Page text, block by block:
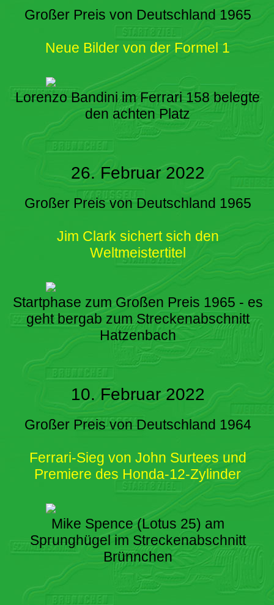
Großer Preis von Deutschland 1965
Neue Bilder von der Formel 1
Lorenzo Bandini im Ferrari 158 belegte
den achten Platz
26. Februar 2022
Großer Preis von Deutschland 1965
Jim Clark sichert sich den
Weltmeistertitel
Startphase zum Großen Preis 1965 - es
geht bergab zum Streckenabschnitt
Hatzenbach
10. Februar 2022
Großer Preis von Deutschland 1964
Ferrari-Sieg von John Surtees und
Premiere des Honda-12-Zylinder
Mike Spence (Lotus 25) am
Sprunghügel im Streckenabschnitt
Brünnchen